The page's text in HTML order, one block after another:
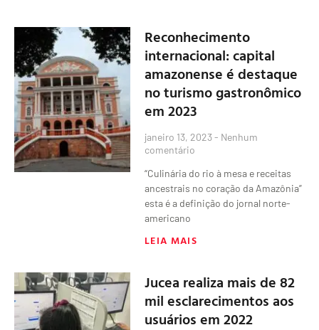
Reconhecimento
internacional: capital
amazonense é destaque
no turismo gastronômico
em 2023
janeiro 13, 2023 Nenhum
comentário
“Culinária do rio à mesa e receitas
ancestrais no coração da Amazônia”
esta é a definição do jornal norte-
americano
LEIA MAIS
Jucea realiza mais de 82
mil esclarecimentos aos
usuários em 2022